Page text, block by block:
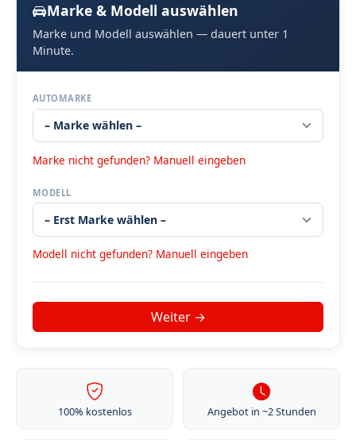
Marke & Modell auswählen
Marke und Modell auswählen — dauert unter 1
Minute.
AUTOMARKE
Marke nicht gefunden? Manuell eingeben
MODELL
Modell nicht gefunden? Manuell eingeben
100% kostenlos Angebot in ~2 Stunden